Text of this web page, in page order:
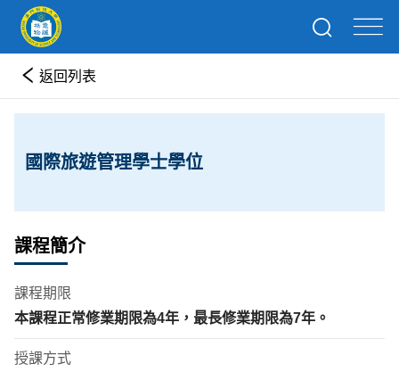
返回列表
國際旅遊管理學士學位
課程簡介
課程期限
本課程正常修業期限為4年 ，最長修業期限為7年。
授課方式